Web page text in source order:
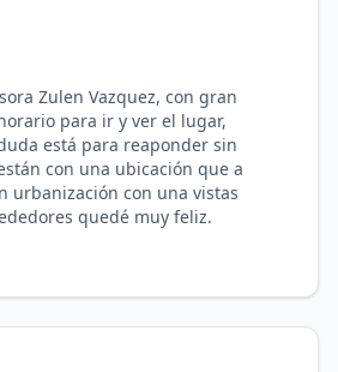
Zulen Vazquez, con gran
para ir y ver el lugar,
está para reaponder sin
con una ubicación que a
urbanización con una vistas
quedé muy feliz.